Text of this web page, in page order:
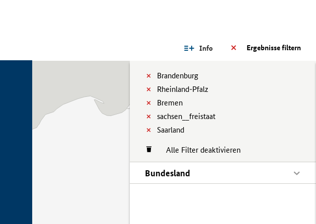
Ergebnisse filtern
Info
Brandenburg
Rheinland-Pfalz
Bremen
sachsen__freistaat
Saarland
Alle Filter deaktivieren
Bundesland